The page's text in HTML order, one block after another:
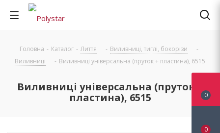
Головна - Каталог - Лиття - Виливниці, тиглі, бокорізи
-
Виливниці
- Виливниці універсальна (пруток + пластина), 6515
Виливниці універсальна (пруток +
пластина), 6515
0
0